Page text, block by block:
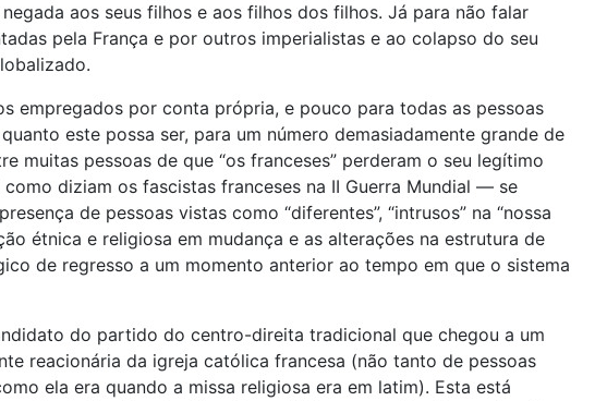
aos seus filhos e aos filhos dos filhos. Já para não falar
pela França e por outros imperialistas e ao colapso do seu
empregados por conta própria, e pouco para todas as pessoas
este possa ser, para um número demasiadamente grande de
pessoas de que “os franceses” perderam o seu legítimo
diziam os fascistas franceses na II Guerra Mundial — se
de pessoas vistas como “diferentes”, “intrusos” na “nossa
étnica e religiosa em mudança e as alterações na estrutura de
de regresso a um momento anterior ao tempo em que o sistema
do partido do centro-direita tradicional que chegou a um
reacionária da igreja católica francesa (não tanto de pessoas
ela era quando a missa religiosa era em latim). Esta está